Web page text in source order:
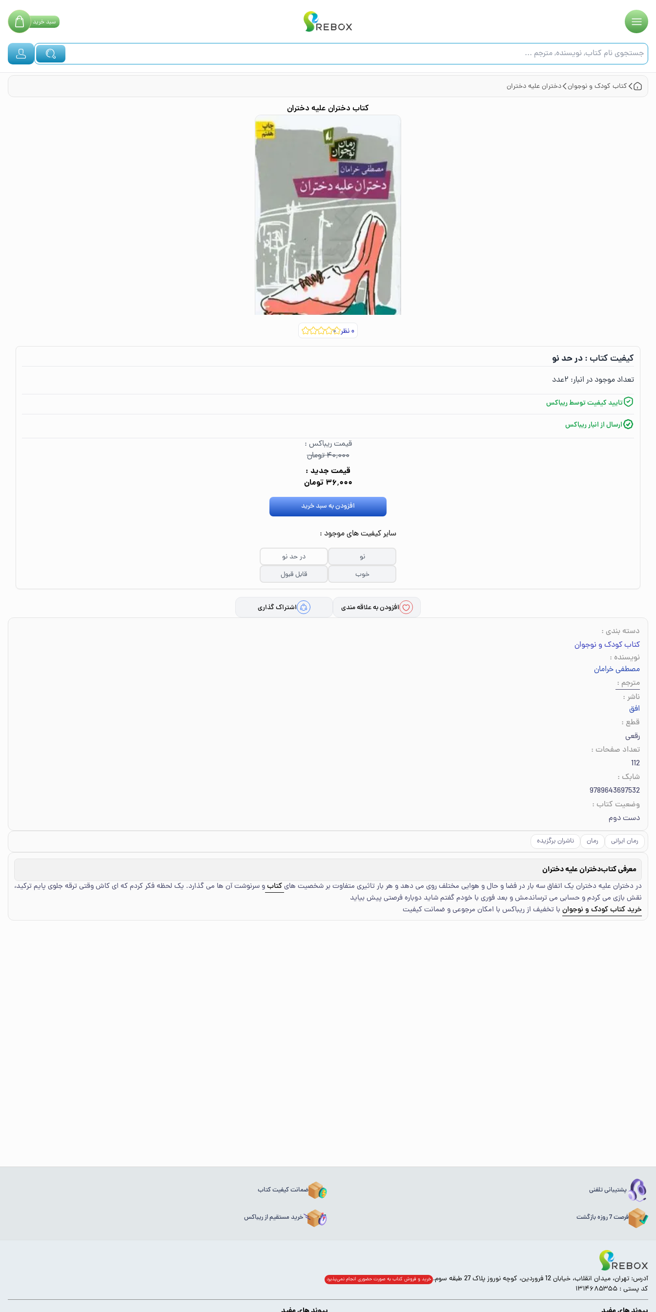
سبدخرید
کتاب کودک و نوجوان دختران علیه دختران
کتاب دختران علیه دختران
۰نظر
کیفیت کتاب :‌در حد نو
تعداد موجود در انبار:‌ ۲عدد
تایید کیفیت توسط ریباکس
ارسال از انبار ریباکس
قیمت ریباکس :
۴۰٬۰۰۰ تومان
قیمت جدید :
۳۶٬۰۰۰ تومان
افزودن به سبد خرید
سایر کیفیت های موجود :
نو
در حد نو
خوب
قابل قبول
افزودن به علاقه مندی اشتراک گذاری
دسته بندی :
کتاب کودک و نوجوان
نویسنده :
مصطفی خرامان
مترجم :
ناشر :
افق
قطع :
رقعی
تعداد صفحات :
112
شابک :
9789643697532
وضعیت کتاب :
دست دوم
رمان ایرانی رمان ناشران برگزیده
معرفی کتابدختران علیه دختران
در دختران علیه دختران یک اتفاق سه بار در فضا و حال و هوایی مختلف روی می دهد و هر بار تاثیری متفاوت بر شخصیت هایکتابو سرنوشت آن ها می گذارد. یک لحظه فکر کردم که ای کاش وقتی ترقه جلوی پایم ترکید،
نقش بازی می کردم و حسابی می ترساندمش و بعد فوری با خودم گفتم شاید دوباره فرصتی پیش بیاید
خرید کتاب کودک و نوجوان با تخفیف از ریباکس با امکان مرجوعی و ضمانت کیفیت
پشتیبانی تلفنی ضمانت کیفیت کتاب
فرصت 7 روزه بازگشت خرید مستقیم از ریباکس
آدرس: تهران، میدان انقلاب، خیابان 12 فروردین، کوچه نوروز پلاک 27 طبقه سوم. خرید و فروش کتاب به صورت حضوری انجام‌ نمی‌پذیرد
کد پستی : ۱۳۱۴۶۸۵۳۵۵